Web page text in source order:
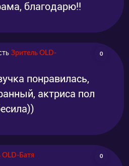
благодарю!!
Зритель OLD-
0
понравилась,
актриса пол
OLD-Батя 0